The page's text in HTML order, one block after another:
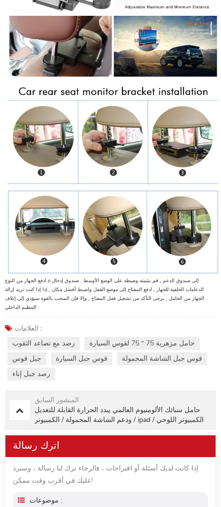
ادفع الجهاز من النوع u إلى صندوق الدعم , قم بتثبيته وضبطه على الوضع الأوسط . صندوق إدخال
الدعامات الخلفية للجهاز , ادفع المفتاح إلى موضع القفل واضبط أفضل مكان , إذا إذا كنت تريد إزالة
الجهاز من الحامل , يرجى التأكد من تشغيل قفل المفتاح , وإلا فإن السحب بالقوة سيؤدي إلى إتلاف
التنظيم الداخلي .
العلامات :
رصد مع تصاعد الثقوب
حامل مزهرية 75 * 75 لقوس السيارة
جبل قوس
قوس جبل السيارة
قوس جبل الشاشة المحمولة
رصد جبل إناء
المنشور السابق
حامل سبائك الألومنيوم العالمي يبدد الحرارة القابلة للتعديل
ودعم الشاشة المحمولة / الكمبيوتر / ipad / الكمبيوتر اللوحي
اترك رسالة
إذا كانت لديك أسئلة أو اقتراحات ، فالرجاء ترك لنا رسالة ، وسنرد
عليك في أقرب وقت ممكن!
موضوعات :